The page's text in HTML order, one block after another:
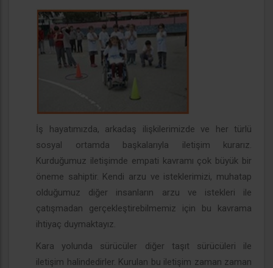
İş hayatımızda, arkadaş ilişkilerimizde ve her türlü
sosyal ortamda başkalarıyla iletişim kurarız.
Kurduğumuz iletişimde empati kavramı çok büyük bir
öneme sahiptir. Kendi arzu ve isteklerimizi, muhatap
olduğumuz diğer insanların arzu ve istekleri ile
çatışmadan gerçekleştirebilmemiz için bu kavrama
ihtiyaç duymaktayız.
Kara yolunda sürücüler diğer taşıt sürücüleri ile
iletişim halindedirler. Kurulan bu iletişim zaman zaman